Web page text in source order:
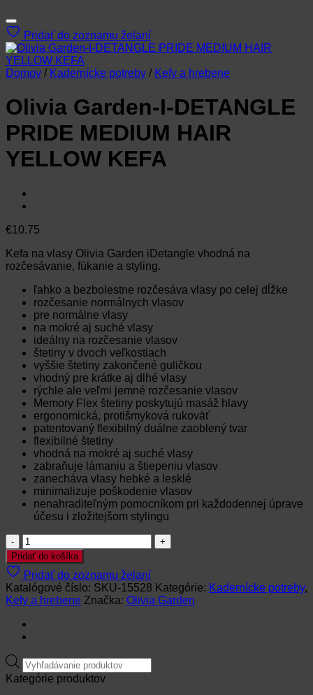
Pridať do zoznamu želaní
Domov / Kadernícke potreby / Kefy a hrebene
Olivia Garden-I-DETANGLE
PRIDE MEDIUM HAIR
YELLOW KEFA
€10.75
Kefa na vlasy Olivia Garden iDetangle vhodná na
rozčesávanie, fúkanie a styling.
ľahko a bezbolestne rozčesáva vlasy po celej dĺžke
rozčesanie normálnych vlasov
pre normálne vlasy
na mokré aj suché vlasy
ideálny na rozčesanie vlasov
štetiny v dvoch veľkostiach
vyššie štetiny zakončené guličkou
vhodný pre krátke aj dlhé vlasy
rýchle ale veľmi jemné rozčesanie vlasov
Memory Flex štetiny poskytujú masáž hlavy
ergonomická, protišmyková rukoväť
patentovaný flexibilný duálne zaoblený tvar
flexibilné štetiny
vhodná na mokré aj suché vlasy
zabraňuje lámaniu a štiepeniu vlasov
zanecháva vlasy hebké a lesklé
minimalizuje poškodenie vlasov
nenahraditeľným pomocníkom pri každodennej úprave
účesu i zložitejšom stylingu
množstvo
Olivia
Garden-
I-
DETANGLE
PRIDE
HAIR
YELLOW
Pridať do košíka
Pridať do zoznamu želaní
Katalógové číslo: SKU-15528 Kategórie: Kadernícke potreby,
Kefy a hrebene Značka: Olivia Garden
Products
search
Kategórie produktov